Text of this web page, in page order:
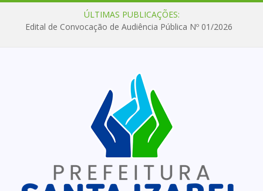
ÚLTIMAS PUBLICAÇÕES:
Edital de Convocação de Audiência Pública Nº 01/2026